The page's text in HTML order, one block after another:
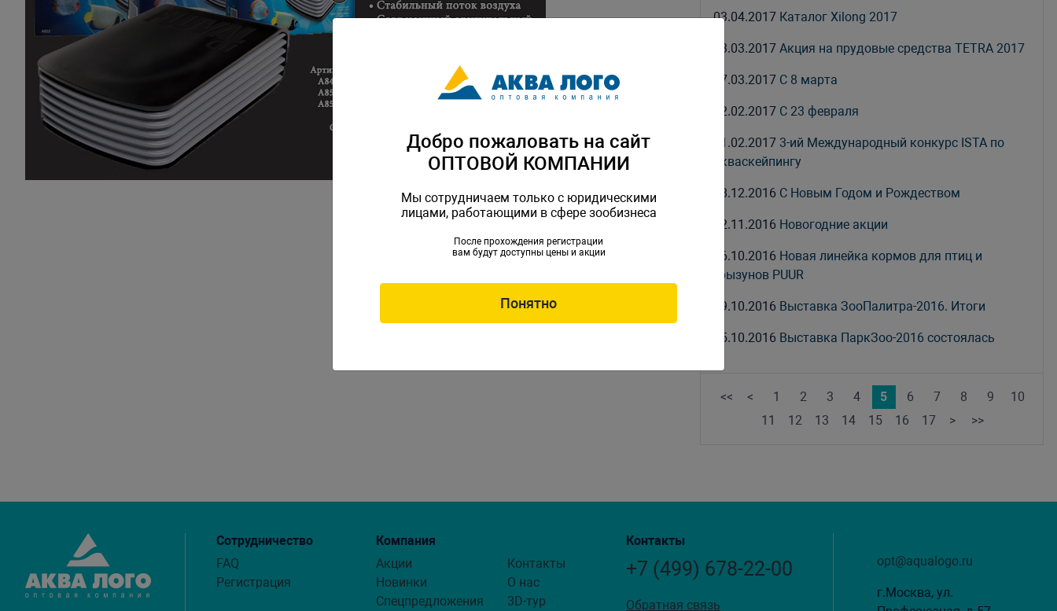
03.04.2017 Каталог Xilong 2017
13.03.2017Акция на прудовые средства TETRA 2017
07.03.2017 С 8 марта
22.02.2017 С 23 февраля
21.02.2017 3-ий Международный конкурс ISTA по
акваскейпингу
28.12.2016 С Новым Годом и Рождеством
22.11.2016 Новогодние акции
26.10.2016 Новая линейка кормов для птиц и
грызунов PUUR
19.10.2016 Выставка ЗооПалитра-2016. Итоги
05.10.2016 Выставка ПаркЗоо-2016 состоялась
<< < 1 2 3 4 5 6 7 8 9
10
11
12 13 14 15 16 17 > >>
Сотрудничество
FAQ
Регистрация
Компания
Акции
Новинки
Спецпредложения
Контакты
О нас
3D-тур
Контакты
+7 (499) 678-22-00
Обратная связь
opt@aqualogo.ru
г.Москва, ул.
Добро пожаловать на сайт
ОПТОВОЙ КОМПАНИИ
Мы сотрудничаем только с юридическими
лицами, работающими в сфере зообизнеса
После прохождения регистрации
вам будут доступны цены и акции
Понятно